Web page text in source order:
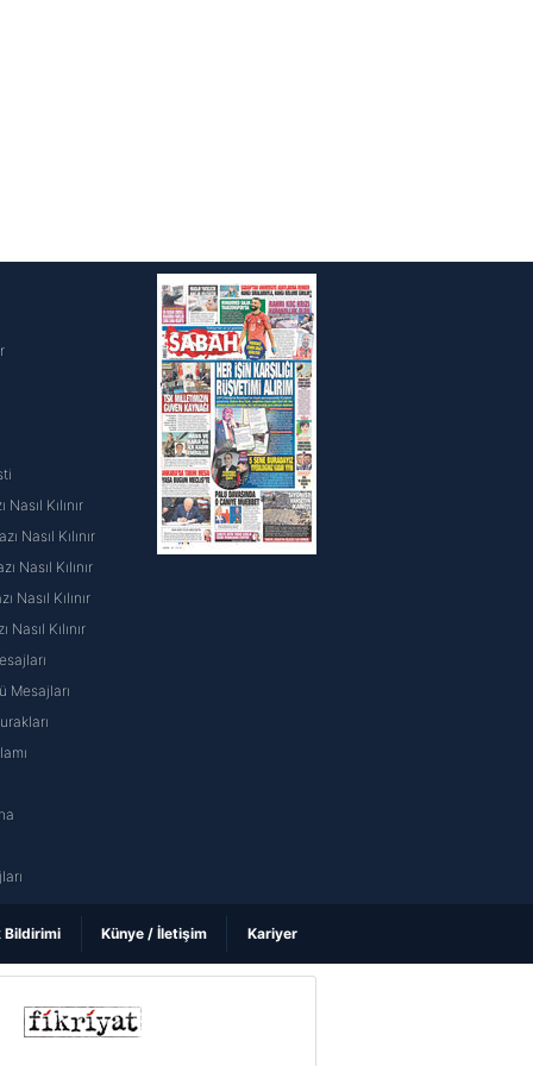
Nasıl Kılınır
Nasıl Kılınır
Nasıl Kılınır
Nasıl Kılınır
Nasıl Kılınır
Mesajları
Bildirimi Künye / İletişim Kariyer